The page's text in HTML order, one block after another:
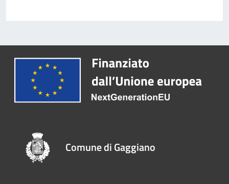
Comune di Gaggiano